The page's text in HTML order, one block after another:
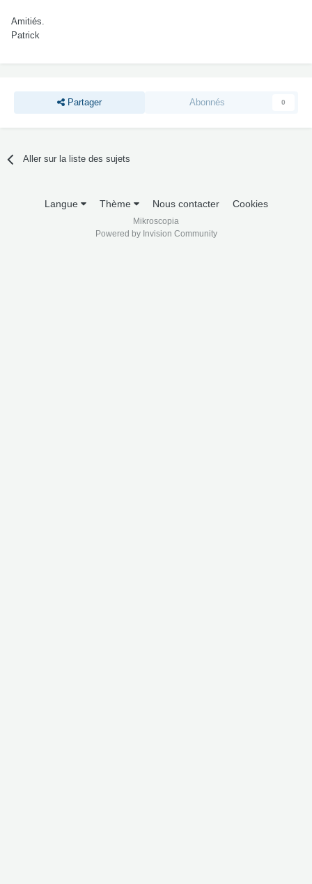
Amitiés.
Patrick
Partager Abonnés 0
Aller sur la liste des sujets
Langue Thème Nous contacter Cookies
Mikroscopia
Powered by Invision Community